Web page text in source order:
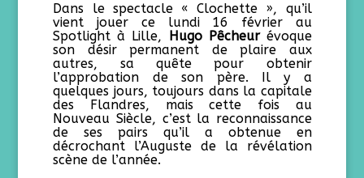
Dans le spectacle « Clochette », qu’il
vient jouer ce lundi 16 février au
Spotlight à Lille, Hugo Pêcheurévoque
son désir permanent de plaire aux
autres, sa quête pour obtenir
l’approbation de son père. Il y a
quelques jours, toujours dans la capitale
des Flandres, mais cette fois au
Nouveau Siècle, c’est la reconnaissance
de ses pairs qu’il a obtenue en
décrochant l’Auguste de la révélation
scène de l’année.